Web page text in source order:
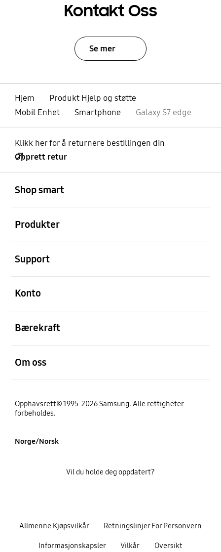
Kontakt Oss
Se mer
Hjem
Produkt Hjelp og støtte
Mobil Enhet
Smartphone Galaxy S7 edge
Klikk her for å returnere bestillingen din
Opprett retur
Shop smart
Produkter
Support
Konto
Bærekraft
Om oss
Opphavsrett© 1995-2026 Samsung. Alle rettigheter
forbeholdes.
Norge/Norsk
Allmenne Kjøpsvilkår Retningslinjer For Personvern
Informasjonskapsler Vilkår Oversikt
Vil du holde deg oppdatert?